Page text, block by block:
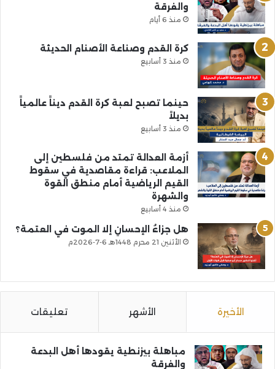
والفرقة
منذ 6 أيام
كرة القدم وصناعة الأصنام الحديثة
منذ 3 أسابيع
حينما تصبح لعبة كرة القدم ديناً عالمياً
بديلاً
منذ 3 أسابيع
أزمة العدالة تمتد من فلسطين إلى
الملاعب: قراءة مقاصدية في سقوط
القيم الرياضية أمام منطق القوة
والشهرة
منذ 4 أسابيع
هل جزاءُ الإحسانِ إلا الموت في العتمة؟
الأثنين 21 محرم 1448هـ 6-7-2026م
الأخيرة الأشهر تعليقات
مباهلة بيزنطية يقودها أهل البدعة
والفرقة